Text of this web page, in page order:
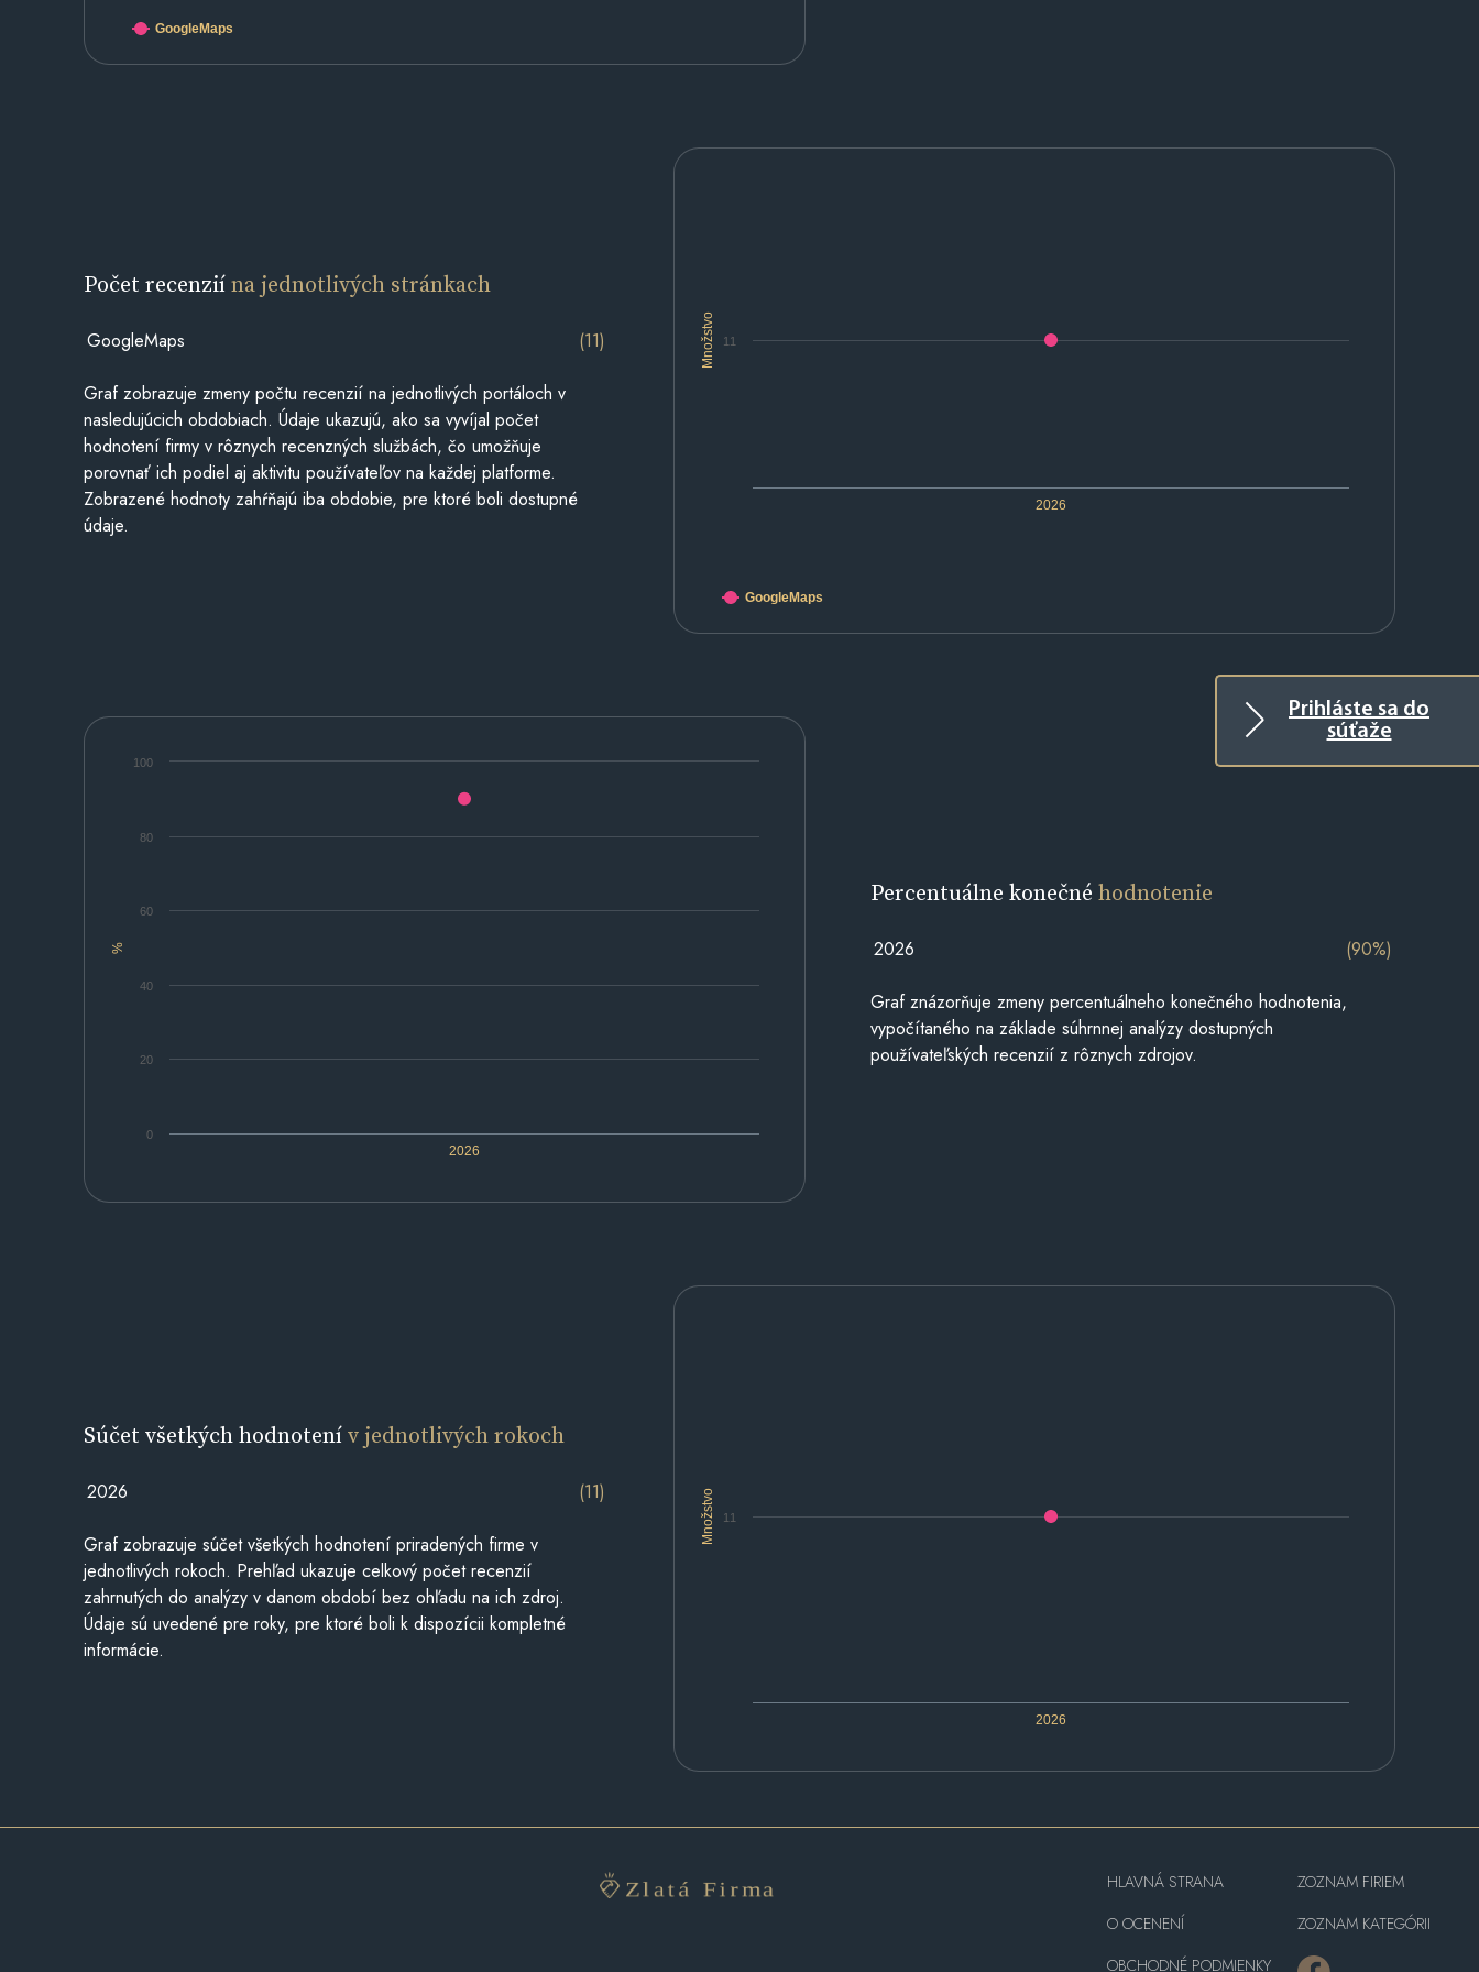
Prihláste sa do
súťaže
GoogleMaps
Množstvo
2026
11
GoogleMaps
Počet recenziína jednotlivých stránkach
GoogleMaps (11)
Graf zobrazuje zmeny počtu recenzií na jednotlivých portáloch v
nasledujúcich obdobiach. Údaje ukazujú, ako sa vyvíjal počet
hodnotení firmy v rôznych recenzných službách, čo umožňuje
porovnať ich podiel aj aktivitu používateľov na každej platforme.
Zobrazené hodnoty zahŕňajú iba obdobie, pre ktoré boli dostupné
údaje.
%
2026
0
20
40
60
80
100
Percentuálne konečnéhodnotenie
2026 (90%)
Graf znázorňuje zmeny percentuálneho konečného hodnotenia,
vypočítaného na základe súhrnnej analýzy dostupných
používateľských recenzií z rôznych zdrojov.
Množstvo
2026
11
Súčet všetkých hodnotenív jednotlivých rokoch
2026 (11)
Graf zobrazuje súčet všetkých hodnotení priradených firme v
jednotlivých rokoch. Prehľad ukazuje celkový počet recenzií
zahrnutých do analýzy v danom období bez ohľadu na ich zdroj.
Údaje sú uvedené pre roky, pre ktoré boli k dispozícii kompletné
informácie.
HLAVNÁ STRANA
O OCENENÍ
OBCHODNÉ PODMIENKY
ZOZNAM FIRIEM
ZOZNAM KATEGÓRII